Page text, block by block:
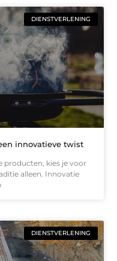
DIENSTVERLENING
innovatieve twist
producten, kies je voor
alleen. Innovatie
DIENSTVERLENING